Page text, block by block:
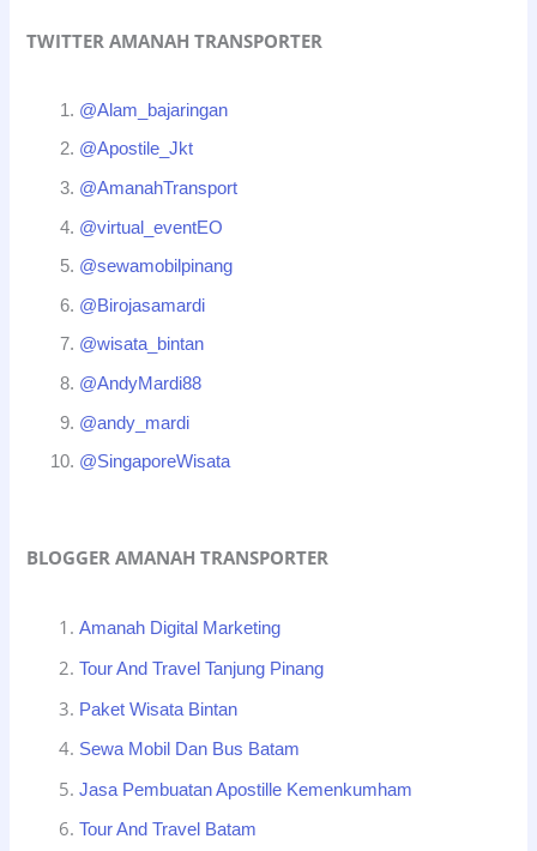
TWITTER AMANAH TRANSPORTER
@Alam_bajaringan
@Apostile_Jkt
@AmanahTransport
@virtual_eventEO
@sewamobilpinang
@Birojasamardi
@wisata_bintan
@AndyMardi88
@andy_mardi
@SingaporeWisata
BLOGGER AMANAH TRANSPORTER
Amanah Digital Marketing
Tour And Travel Tanjung Pinang
Paket Wisata Bintan
Sewa Mobil Dan Bus Batam
Jasa Pembuatan Apostille Kemenkumham
Tour And Travel Batam